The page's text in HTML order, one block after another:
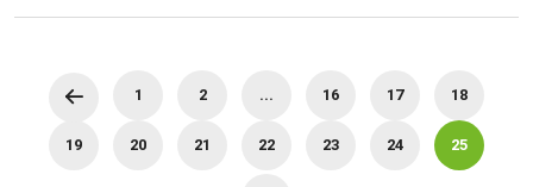
1 2 ... 16 17 18
19 20 21 22 23 24 25